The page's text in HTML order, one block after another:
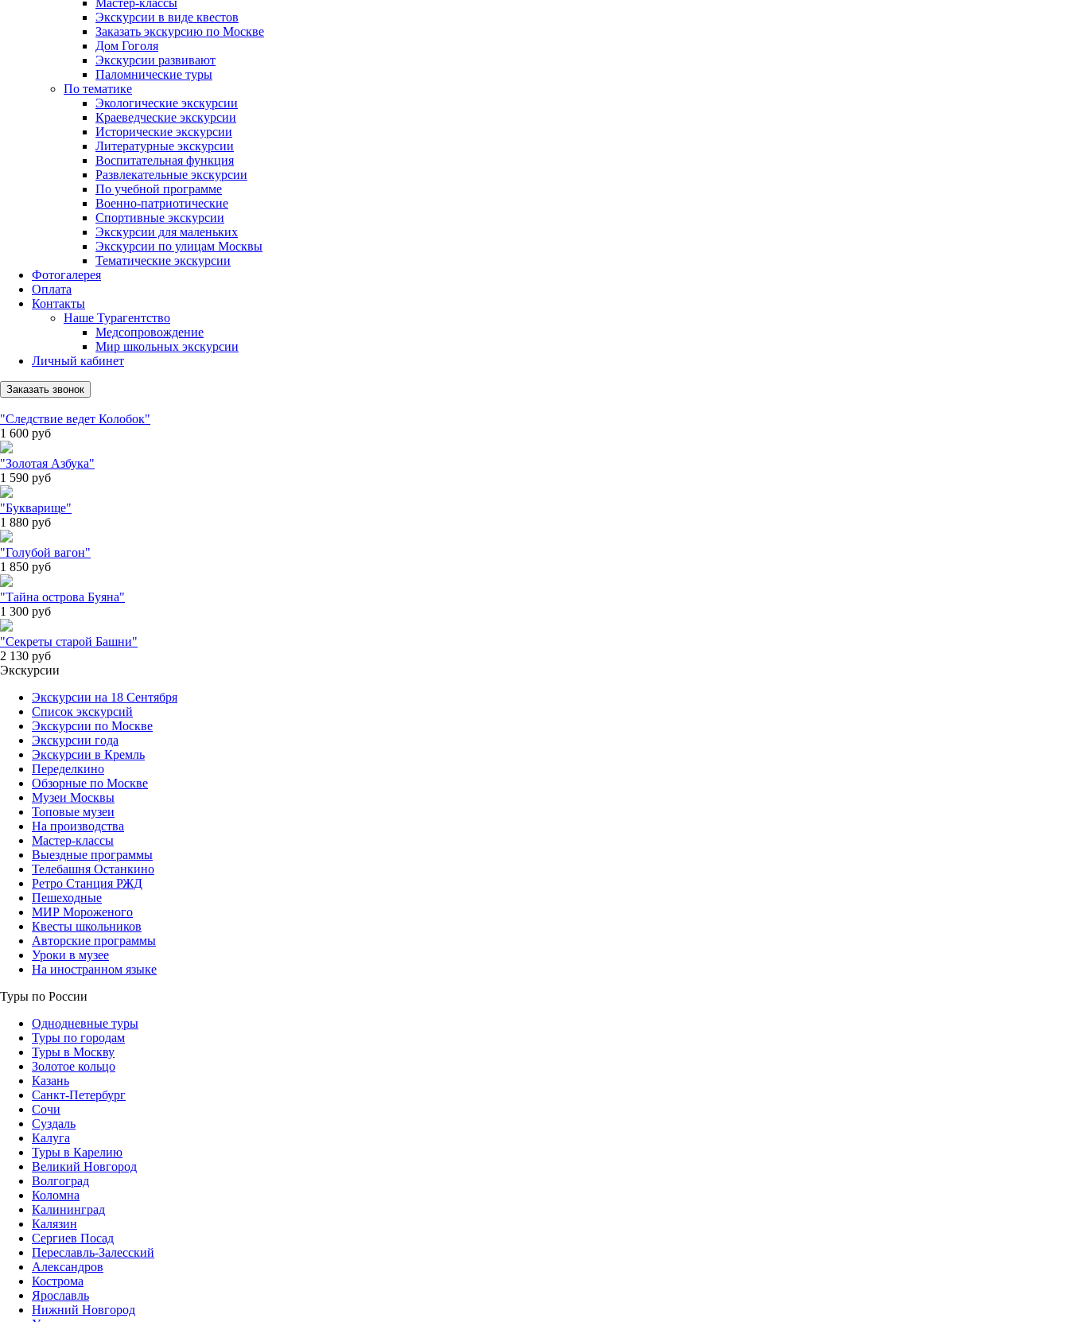
Мастер-классы
Экскурсии в виде квестов
Заказать экскурсию по Москве
Дом Гоголя
Экскурсии развивают
Паломнические туры
По тематике
Экологические экскурсии
Краеведческие экскурсии
Исторические экскурсии
Литературные экскурсии
Воспитательная функция
Развлекательные экскурсии
По учебной программе
Военно-патриотические
Спортивные экскурсии
Экскурсии для маленьких
Экскурсии по улицам Москвы
Тематические экскурсии
Фотогалерея
Оплата
Контакты
Наше Турагентство
Медсопровождение
Мир школьных экскурсии
Личный кабинет
Заказать звонок
"Следствие ведет Колобок"
1 600 руб
"Золотая Азбука"
1 590 руб
"Букварище"
1 880 руб
"Голубой вагон"
1 850 руб
"Тайна острова Буяна"
1 300 руб
"Секреты старой Башни"
2 130 руб
Экскурсии
Экскурсии на 18 Сентября
Список экскурсий
Экскурсии по Москве
Экскурсии года
Экскурсии в Кремль
Переделкино
Обзорные по Москве
Музеи Москвы
Топовые музеи
На производства
Мастер-классы
Выездные программы
Телебашня Останкино
Ретро Станция РЖД
Пешеходные
МИР Мороженого
Квесты школьников
Авторские программы
Уроки в музее
На иностранном языке
Туры по России
Однодневные туры
Туры по городам
Туры в Москву
Золотое кольцо
Казань
Санкт-Петербург
Сочи
Суздаль
Калуга
Туры в Карелию
Великий Новгород
Волгоград
Коломна
Калининград
Калязин
Сергиев Посад
Переславль-Залесский
Александров
Кострома
Ярославль
Нижний Новгород